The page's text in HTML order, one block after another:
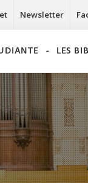
Newsletter
LES